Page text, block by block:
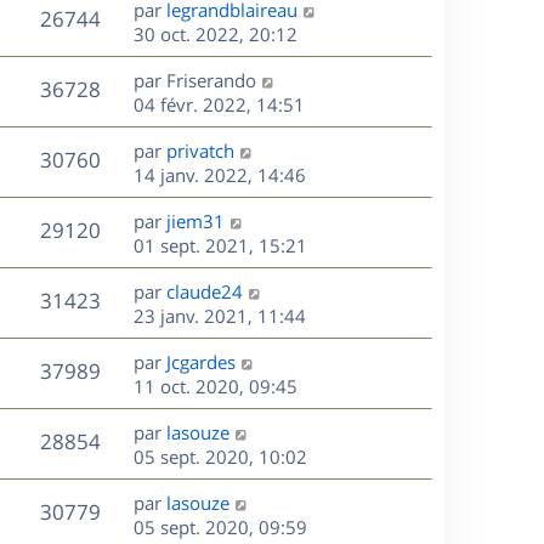
s
n
i
e
r
m
e
s
s
a
g
e
26744V
u
e
s
D
e
r
n
i
e
r
m
e
s
s
a
g
e
par legrandblaireau
30 oct. 2022, 20:12
36728V
u
s
D
e
r
n
i
e
r
m
e
s
s
a
g
e
par Friserando
04 févr. 2022, 14:51
30760V
u
s
D
e
r
n
i
e
r
m
e
s
s
a
g
e
par privatch
14 janv. 2022, 14:46
29120V
u
e
s
D
e
r
n
i
e
r
m
e
s
s
a
g
e
par jiem31
01 sept. 2021, 15:21
31423V
u
D
e
r
n
i
e
r
m
e
s
s
par claude24
23 janv. 2021, 11:44
37989V
u
s
D
e
r
n
i
e
r
m
par Jcgardes
11 oct. 2020, 09:45
28854V
u
D
e
r
n
i
par lasouze
05 sept. 2020, 10:02
30779V
D
e
par lasouze
05 sept. 2020, 09:59